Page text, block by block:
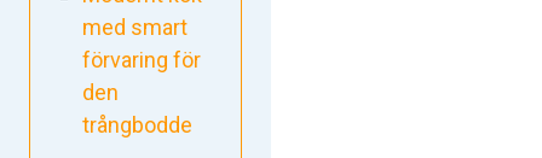
med smart
förvaring för
den
trångbodde